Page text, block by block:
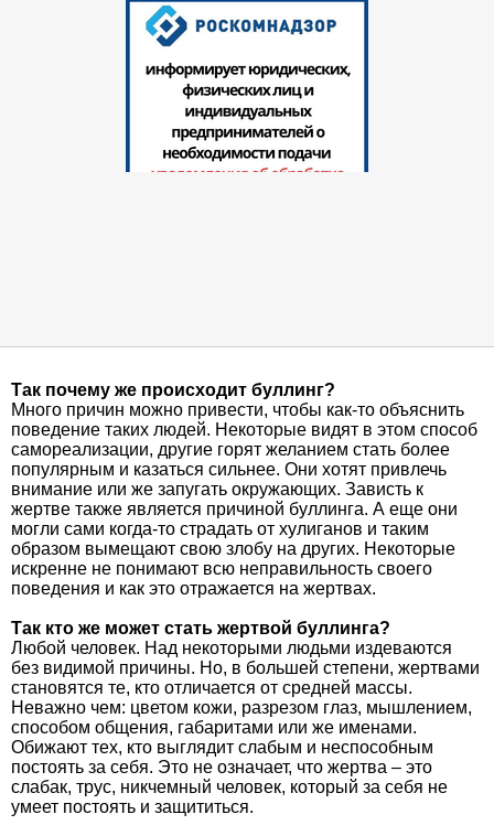
Так почему же происходит буллинг?
Много причин можно привести, чтобы как-то объяснить
поведение таких людей. Некоторые видят в этом способ
самореализации, другие горят желанием стать более
популярным и казаться сильнее. Они хотят привлечь
внимание или же запугать окружающих. Зависть к
жертве также является причиной буллинга. А еще они
могли сами когда-то страдать от хулиганов и таким
образом вымещают свою злобу на других. Некоторые
искренне не понимают всю неправильность своего
поведения и как это отражается на жертвах.
Так кто же может стать жертвой буллинга?
Любой человек. Над некоторыми людьми издеваются
без видимой причины. Но, в большей степени, жертвами
становятся те, кто отличается от средней массы.
Неважно чем: цветом кожи, разрезом глаз, мышлением,
способом общения, габаритами или же именами.
Обижают тех, кто выглядит слабым и неспособным
постоять за себя. Это не означает, что жертва – это
слабак, трус, никчемный человек, который за себя не
умеет постоять и защититься.